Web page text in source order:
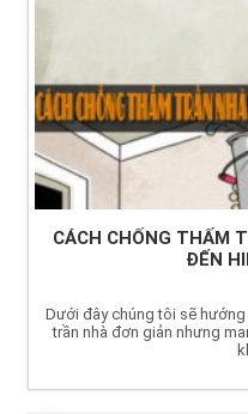
CÁCH CHỐNG THẤM
ĐẾN
Dưới đây chúng tôi sẽ
trần nhà đơn giản nhưng